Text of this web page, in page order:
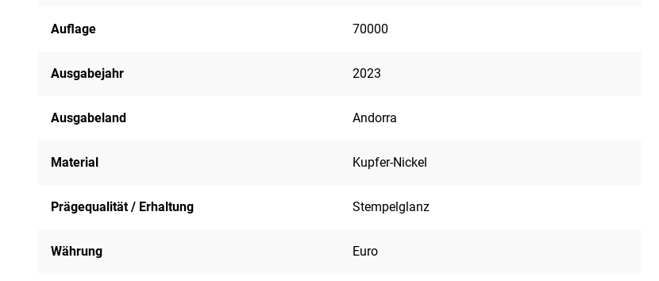
Auflage 70000
Ausgabejahr 2023
Ausgabeland Andorra
Material Kupfer-Nickel
Prägequalität / Erhaltung Stempelglanz
Währung Euro